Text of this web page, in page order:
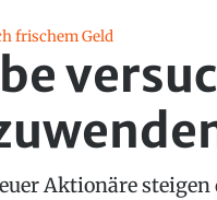
frischem Geld
Aktionäre